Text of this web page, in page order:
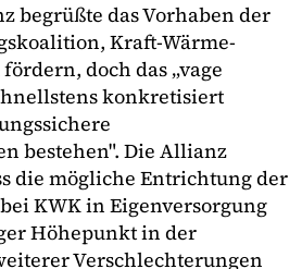
begrüßte das Vorhaben der
Kraft-Wärme-
doch das „vage
konkretisiert
bestehen". Die Allianz
die mögliche Entrichtung der
KWK in Eigenversorgung
Höhepunkt in der
Verschlechterungen